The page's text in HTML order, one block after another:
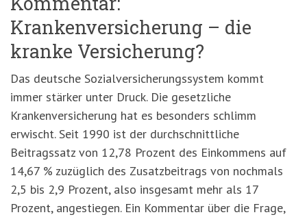
Krankenversicherung – die
kranke Versicherung?
Das deutsche Sozialversicherungssystem kommt
immer stärker unter Druck. Die gesetzliche
Krankenversicherung hat es besonders schlimm
erwischt. Seit 1990 ist der durchschnittliche
Beitragssatz von 12,78 Prozent des Einkommens auf
14,67 % zuzüglich des Zusatzbeitrags von nochmals
2,5 bis 2,9 Prozent, also insgesamt mehr als 17
Prozent, angestiegen. Ein Kommentar über die Frage,